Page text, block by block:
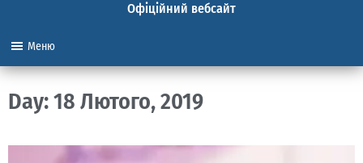
Офіційний вебсайт
Меню
Day: 18 Лютого, 2019